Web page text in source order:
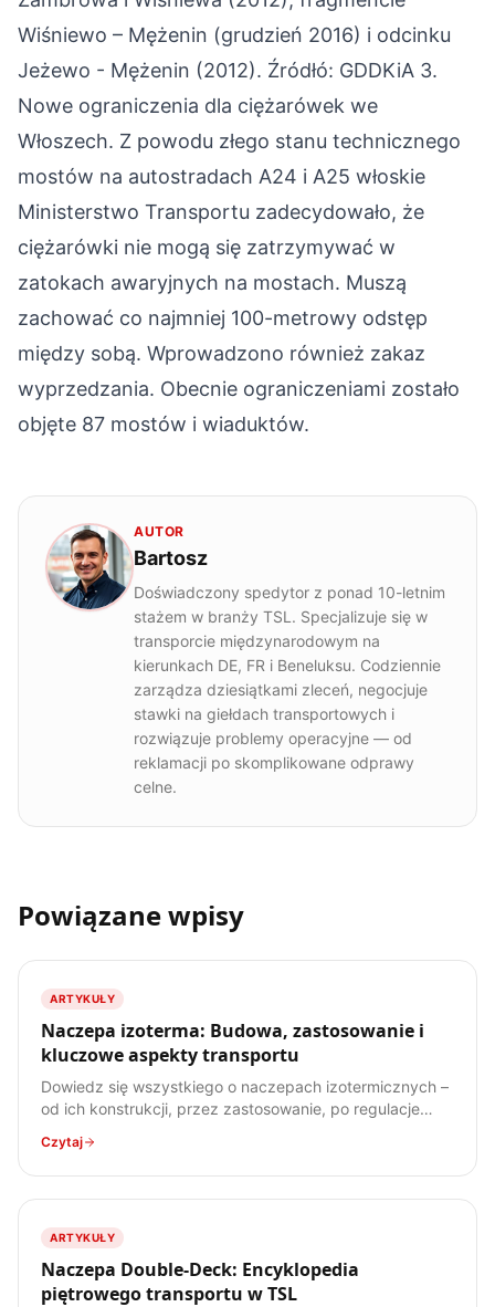
Wiśniewo – Mężenin (grudzień 2016) i odcinku
Jeżewo - Mężenin (2012). Źródłó: GDDKiA 3.
Nowe ograniczenia dla ciężarówek we
Włoszech. Z powodu złego stanu technicznego
mostów na autostradach A24 i A25 włoskie
Ministerstwo Transportu zadecydowało, że
ciężarówki nie mogą się zatrzymywać w
zatokach awaryjnych na mostach. Muszą
zachować co najmniej 100-metrowy odstęp
między sobą. Wprowadzono również zakaz
wyprzedzania. Obecnie ograniczeniami zostało
objęte 87 mostów i wiaduktów.
AUTOR
Bartosz
Doświadczony spedytor z ponad 10-letnim
stażem w branży TSL. Specjalizuje się w
transporcie międzynarodowym na
kierunkach DE, FR i Beneluksu. Codziennie
zarządza dziesiątkami zleceń, negocjuje
stawki na giełdach transportowych i
rozwiązuje problemy operacyjne — od
reklamacji po skomplikowane odprawy
celne.
Powiązane wpisy
ARTYKUŁY
Naczepa izoterma: Budowa, zastosowanie i
kluczowe aspekty transportu
Dowiedz się wszystkiego o naczepach izotermicznych –
od ich konstrukcji, przez zastosowanie, po regulacje
wrażliwych na temperaturę.
Czytaj
ARTYKUŁY
Naczepa Double-Deck: Encyklopedia
piętrowego transportu w TSL